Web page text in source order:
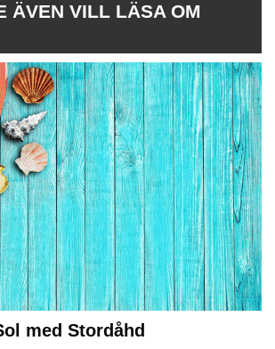
ÄVEN VILL LÄSA OM
med Stordåhd